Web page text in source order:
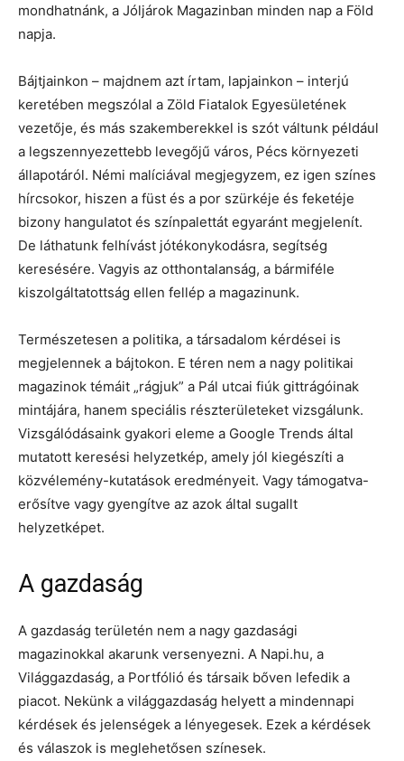
mondhatnánk, a Jóljárok Magazinban minden nap a Föld
napja.
Bájtjainkon – majdnem azt írtam, lapjainkon – interjú
keretében megszólal a Zöld Fiatalok Egyesületének
vezetője, és más szakemberekkel is szót váltunk például
a legszennyezettebb levegőjű város, Pécs környezeti
állapotáról. Némi malíciával megjegyzem, ez igen színes
hírcsokor, hiszen a füst és a por szürkéje és feketéje
bizony hangulatot és színpalettát egyaránt megjelenít.
De láthatunk felhívást jótékonykodásra, segítség
keresésére. Vagyis az otthontalanság, a bármiféle
kiszolgáltatottság ellen fellép a magazinunk.
Természetesen a politika, a társadalom kérdései is
megjelennek a bájtokon. E téren nem a nagy politikai
magazinok témáit „rágjuk” a Pál utcai fiúk gittrágóinak
mintájára, hanem speciális részterületeket vizsgálunk.
Vizsgálódásaink gyakori eleme a Google Trends által
mutatott keresési helyzetkép, amely jól kiegészíti a
közvélemény-kutatások eredményeit. Vagy támogatva-
erősítve vagy gyengítve az azok által sugallt
helyzetképet.
A gazdaság
A gazdaság területén nem a nagy gazdasági
magazinokkal akarunk versenyezni. A Napi.hu, a
Világgazdaság, a Portfólió és társaik bőven lefedik a
piacot. Nekünk a világgazdaság helyett a mindennapi
kérdések és jelenségek a lényegesek. Ezek a kérdések
és válaszok is meglehetősen színesek.